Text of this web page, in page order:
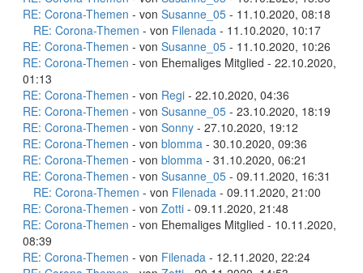
RE: Corona-Themen - von Susanne_05 - 11.10.2020, 08:18
RE: Corona-Themen - von Filenada - 11.10.2020, 10:17
RE: Corona-Themen - von Susanne_05 - 11.10.2020, 10:26
RE: Corona-Themen - von Ehemaliges Mitglied - 22.10.2020,
01:13
RE: Corona-Themen - von Regi - 22.10.2020, 04:36
RE: Corona-Themen - von Susanne_05 - 23.10.2020, 18:19
RE: Corona-Themen - von Sonny - 27.10.2020, 19:12
RE: Corona-Themen - von blomma - 30.10.2020, 09:36
RE: Corona-Themen - von blomma - 31.10.2020, 06:21
RE: Corona-Themen - von Susanne_05 - 09.11.2020, 16:31
RE: Corona-Themen - von Filenada - 09.11.2020, 21:00
RE: Corona-Themen - von Zotti - 09.11.2020, 21:48
RE: Corona-Themen - von Ehemaliges Mitglied - 10.11.2020,
08:39
RE: Corona-Themen - von Filenada - 12.11.2020, 22:24